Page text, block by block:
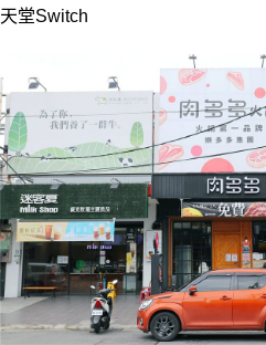
天堂Switch